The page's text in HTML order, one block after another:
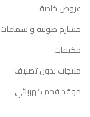
عروض خاصة
مسارح صوتية و سماعات
مكيفات
منتجات بدون تصنيف
موقد فحم كهربائي